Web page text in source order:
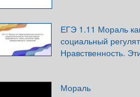
ЕГЭ 1.11 Мораль
социальный
Нравственность.
Мораль